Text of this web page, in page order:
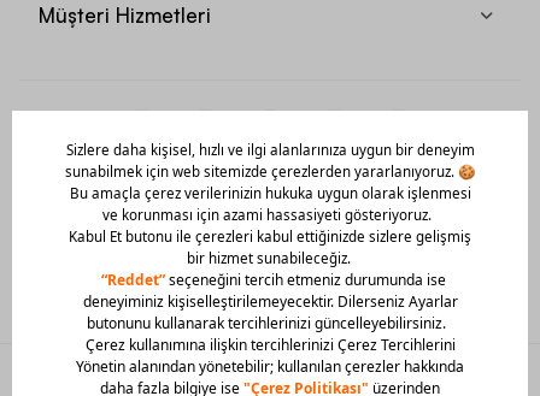
Müşteri Hizmetleri
Mobil Uygulamamızı Hemen İndir!